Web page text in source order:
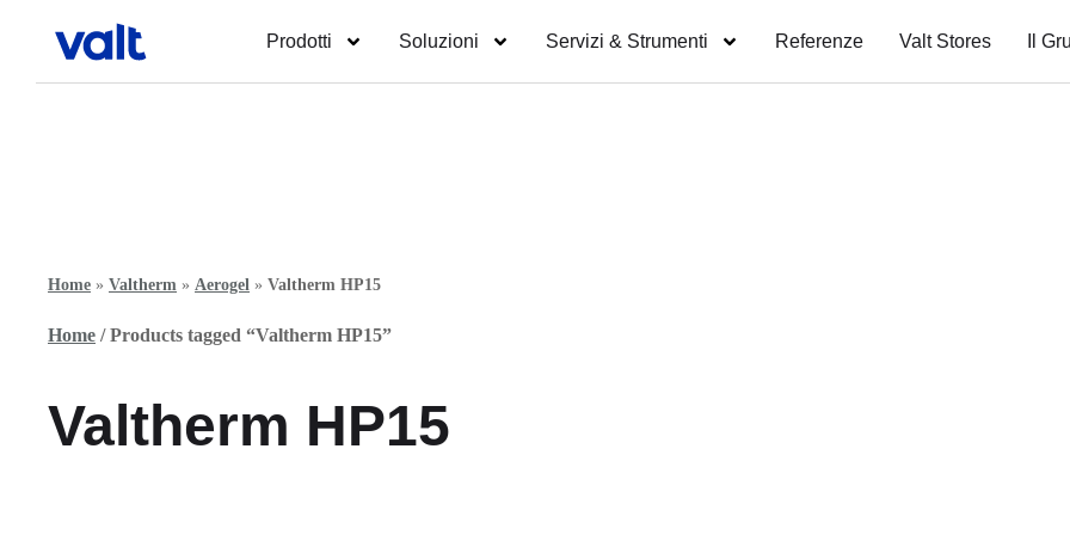
Prodotti Soluzioni Servizi & Strumenti Referenze Valt Stores Il
Home » Valtherm » Aerogel » Valtherm HP15
Home / Products tagged “Valtherm HP15”
Valtherm HP15